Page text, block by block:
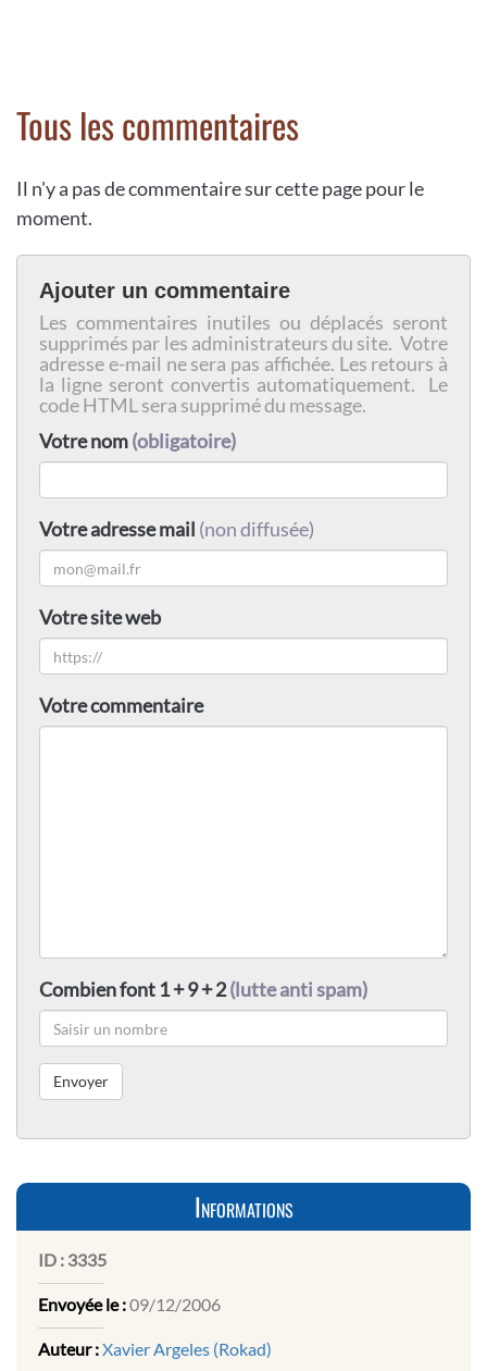
Tous les commentaires
Il n'y a pas de commentaire sur cette page pour le
moment.
Ajouter un commentaire
Les commentaires inutiles ou déplacés seront
supprimés par les administrateurs du site. Votre
adresse e-mail ne sera pas affichée. Les retours à
la ligne seront convertis automatiquement. Le
code HTML sera supprimé du message.
Votre nom(obligatoire)
Votre adresse mail (non diffusée)
Votre site web
Votre commentaire
Combien font 1 + 9 + 2(lutte anti spam)
Informations
ID : 3335
Envoyée le :09/12/2006
Auteur :Xavier Argeles (Rokad)